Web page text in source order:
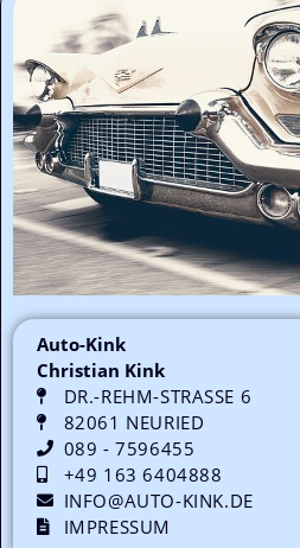
Auto-Kink
Christian Kink
DR.-REHM-STRASSE 6
82061 NEURIED
089 - 7596455
+49 163 6404888
INFO@AUTO-KINK.DE
IMPRESSUM